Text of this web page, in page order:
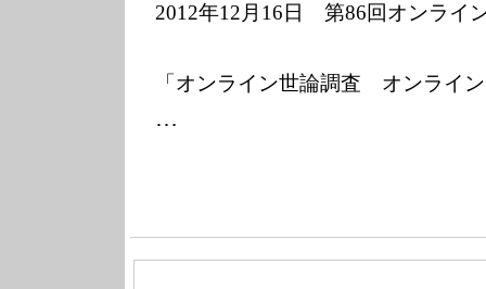
2012年12月16 日 第86回オンライ
「オンライン世論調査 オンライ
…